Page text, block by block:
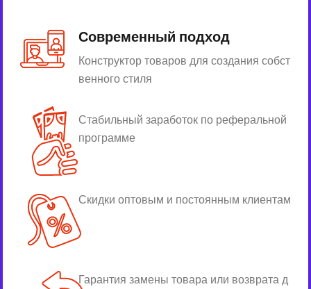
Современный подход
Конструктор товаров для создания собст
венного стиля
Стабильный заработок по реферальной
программе
Скидки оптовым и постоянным клиентам
Гарантия замены товара или возврата д